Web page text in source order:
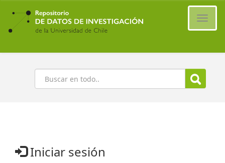
Ir
contenido
principal
Buscar
Iniciar sesión